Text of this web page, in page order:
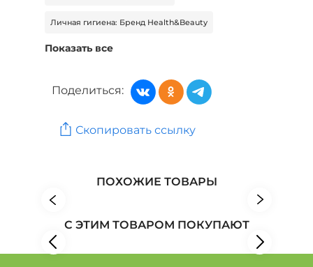
Личная гигиена: Бренд Health&Beauty
Личная гигиена: Бренд JUNDO
Личная гигиена: Бренд Leomax
Красота и здоровье: Бренд ЗОЛОТОЙ КОРЕНЬ
Красота и здоровье: Бренд Arabian night
Показать все
Поделиться:
Скопировать ссылку
ПОХОЖИЕ ТОВАРЫ
С ЭТИМ ТОВАРОМ ПОКУПАЮТ